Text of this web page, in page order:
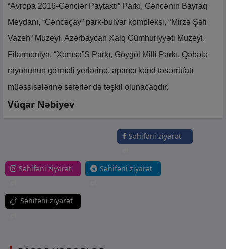
“Avropa 2016-Gənclər Paytaxtı” Parkı, Gəncənin Bayraq
Meydanı, “Gəncəçay” park-bulvar kompleksi, “Mirzə Şəfi
Vazeh” Muzeyi, Azərbaycan Xalq Cümhuriyyəti Muzeyi,
Filarmoniya, “Xəmsə”S Parkı, Göygöl Milli Parkı, Qəbələ
rayonunun görməli yerlərinə, aparıcı kənd təsərrüfatı
müəssisələrinə səfərlər də təşkil olunacaqdır.
Vüqar Nəbiyev
Səhifəni ziyarət
Səhifəni ziyarət
Səhifəni ziyarət
Səhifəni ziyarət